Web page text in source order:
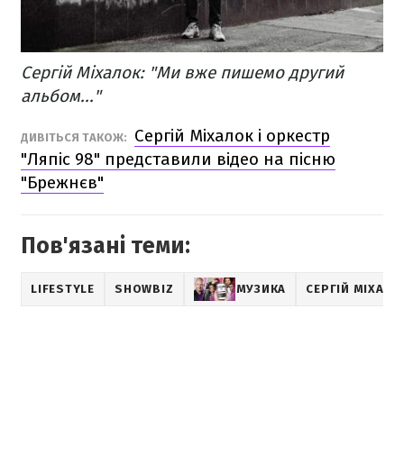
Сергій Міхалок: "Ми вже пишемо другий
альбом..."
ДИВІТЬСЯ ТАКОЖ:
Сергій Міхалок і оркестр
"Ляпіс 98" представили відео на пісню
"Брежнєв"
Пов'язані теми:
LIFESTYLE SHOWBIZ МУЗИКА СЕРГІЙ